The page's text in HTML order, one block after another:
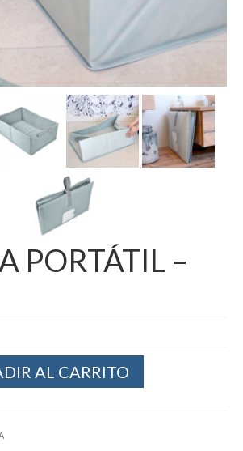
PORTÁTIL –
AL CARRITO